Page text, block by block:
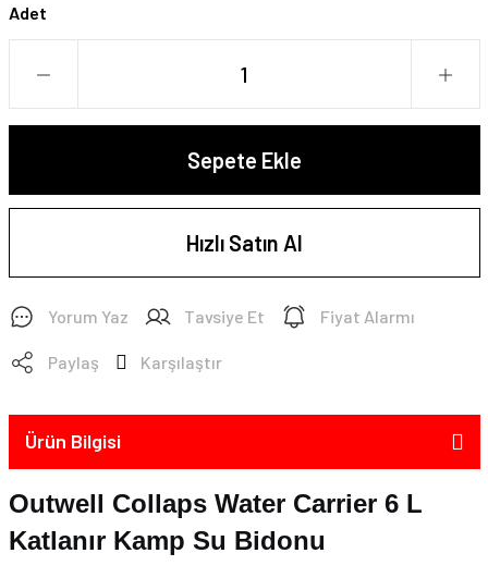
Adet
Sepete Ekle
Hızlı Satın Al
Yorum Yaz Tavsiye Et Fiyat Alarmı
Paylaş Karşılaştır
Ürün Bilgisi
Outwell Collaps Water Carrier 6 L
Katlanır Kamp Su Bidonu